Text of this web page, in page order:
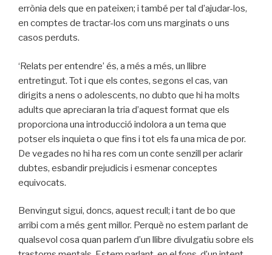
errònia dels que en pateixen; i també per tal d’ajudar-los,
en comptes de tractar-los com uns marginats o uns
casos perduts.
‘Relats per entendre’ és, a més a més, un llibre
entretingut. Tot i que els contes, segons el cas, van
dirigits a nens o adolescents, no dubto que hi ha molts
adults que apreciaran la tria d’aquest format que els
proporciona una introducció indolora a un tema que
potser els inquieta o que fins i tot els fa una mica de por.
De vegades no hi ha res com un conte senzill per aclarir
dubtes, esbandir prejudicis i esmenar conceptes
equivocats.
Benvingut sigui, doncs, aquest recull; i tant de bo que
arribi com a més gent millor. Perquè no estem parlant de
qualsevol cosa quan parlem d’un llibre divulgatiu sobre els